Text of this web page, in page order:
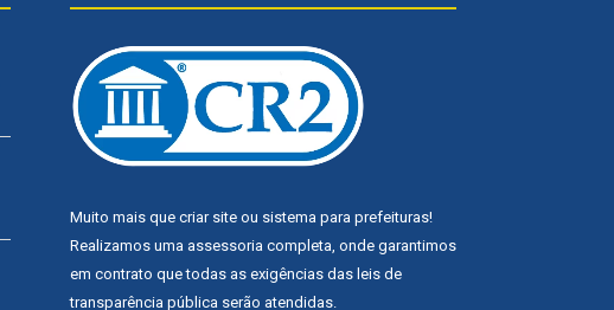
Muito mais que criar site ou sistema para prefeituras!
Realizamos uma assessoria completa, onde garantimos
em contrato que todas as exigências das leis de
transparência pública serão atendidas.